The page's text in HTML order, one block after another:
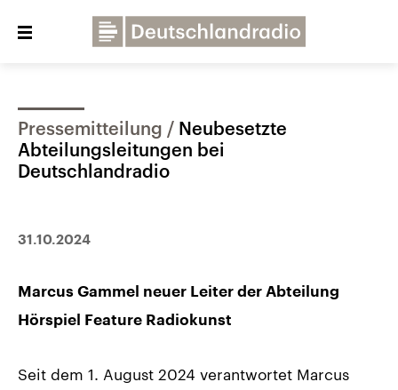
Close
Deutschlandfunk Kultur
Über uns Programme Presse
Dialog und Kontakt
Pressemitteilung
Neubesetzte
Abteilungsleitungen bei
Deutschlandradio
31.10.2024
Marcus Gammel neuer Leiter der Abteilung
Hörspiel Feature Radiokunst
Seit dem 1. August 2024 verantwortet Marcus